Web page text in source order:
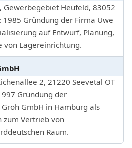
Heufeld, 83052
Gründung der Firma Uwe
auf Entwurf, Planung,
von Lagereinrichtung.
2, 21220 Seevetal OT
Gründung der
GmbH in Hamburg als
zum Vertrieb von
Raum.